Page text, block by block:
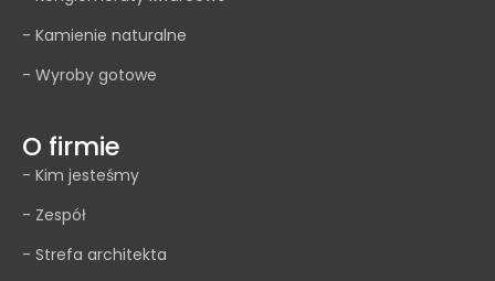
- Kamienie naturalne
- Wyroby gotowe
O firmie
- Kim jesteśmy
- Zespół
- Strefa architekta